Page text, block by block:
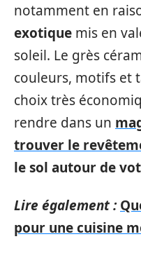
notamment en
exotique mis en
soleil. Le grès
couleurs, motifs et
choix très
rendre dans un
trouver le
le sol autour de
Lire également :
pour une cuisine